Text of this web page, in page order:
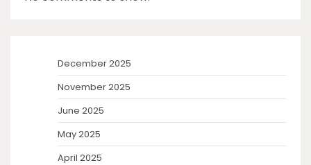
December 2025
November 2025
June 2025
May 2025
April 2025